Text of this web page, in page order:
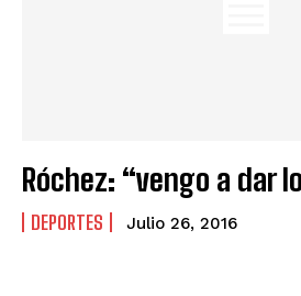
Róchez: “vengo a dar
DEPORTES Julio 26, 2016